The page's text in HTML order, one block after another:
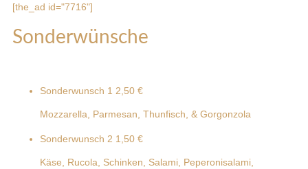
[the_ad id="7716"]
Sonderwünsche
Sonderwunsch 1 2,50 €
Mozzarella, Parmesan, Thunfisch, & Gorgonzola
Sonderwunsch 2 1,50 €
Käse, Rucola, Schinken, Salami, Peperonisalami,